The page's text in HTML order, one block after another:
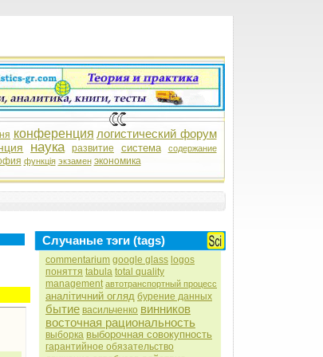
конференция логистический форум
наука развитие система содержание
функція экзамен экономика
Случаные тэги (tags)
commentarium google glass logos
поняття tabula total quality
management автотранспортный процесс
аналітичний огляд бурение данных
бытие васильченко винников
восточная рациональность
выборка выборочная совокупность
гарантийное обязательство